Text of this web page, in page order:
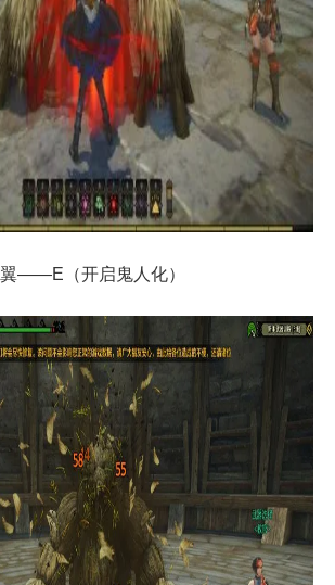
翼——E（开启鬼人化）